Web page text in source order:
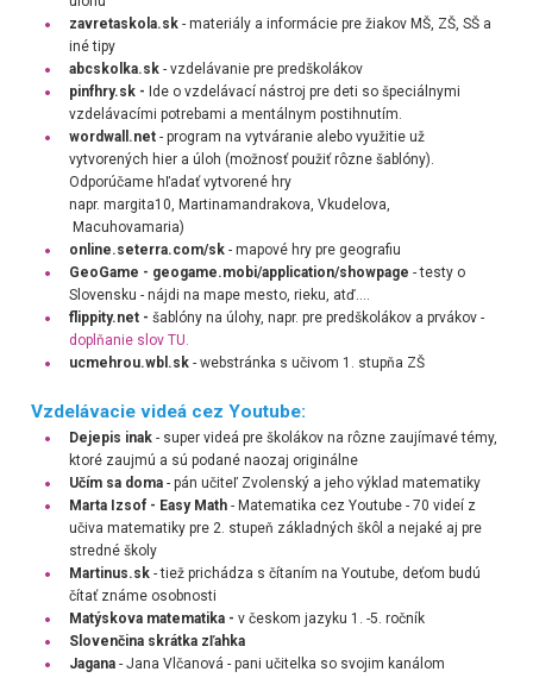
zavretaskola.sk - materiály a informácie pre žiakov MŠ, ZŠ, SŠ a
iné tipy
abcskolka.sk - vzdelávanie pre predškolákov
pinfhry.sk - Ide o vzdelávací nástroj pre deti so špeciálnymi
vzdelávacími potrebami a mentálnym postihnutím.
wordwall.net- program na vytváranie alebo využitie už
vytvorených hier a úloh (možnosť použiť rôzne šablóny).
Odporúčame hľadať vytvorené hry
napr. margita10, Martinamandrakova, Vkudelova,
Macuhovamaria)
online.seterra.com/sk- mapové hry pre geografiu
GeoGame - geogame.mobi/application/showpage - testy o
Slovensku - nájdi na mape mesto, rieku, atď....
flippity.net - šablóny na úlohy, napr. pre predškolákov a prvákov -
doplňanie slov TU.
ucmehrou.wbl.sk- webstránka s učivom 1. stupňa ZŠ
Vzdelávacie videá cez Youtube:
Dejepis inak- super videá pre školákov na rôzne zaujímavé témy,
ktoré zaujmú a sú podané naozaj originálne
Učím sa doma- pán učiteľ Zvolenský a jeho výklad matematiky
Marta Izsof - Easy Math- Matematika cez Youtube - 70 videí z
učiva matematiky pre 2. stupeň základných škôl a nejaké aj pre
stredné školy
Martinus.sk- tiež prichádza s čítaním na Youtube, deťom budú
čítať známe osobnosti
Matýskova matematika - v českom jazyku 1. -5. ročník
Slovenčina skrátka zľahka
Jagana- Jana Vlčanová - pani učitelka so svojim kanálom